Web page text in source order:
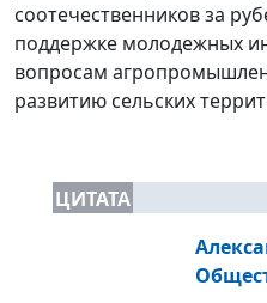
соотечественников за
поддержке молодежных
вопросам
развитию сельских
ЦИТАТА